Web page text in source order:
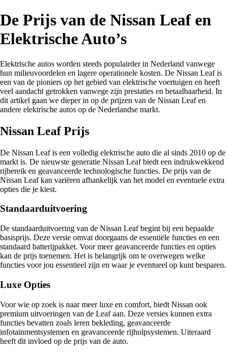
De Prijs van de Nissan Leaf en
Elektrische Auto’s
Elektrische autos worden steeds populairder in Nederland vanwege
hun milieuvoordelen en lagere operationele kosten. De Nissan Leaf is
een van de pioniers op het gebied van elektrische voertuigen en heeft
veel aandacht getrokken vanwege zijn prestaties en betaalbaarheid. In
dit artikel gaan we dieper in op de prijzen van de Nissan Leaf en
andere elektrische autos op de Nederlandse markt.
Nissan Leaf Prijs
De Nissan Leaf is een volledig elektrische auto die al sinds 2010 op de
markt is. De nieuwste generatie Nissan Leaf biedt een indrukwekkend
rijbereik en geavanceerde technologische functies. De prijs van de
Nissan Leaf kan variëren afhankelijk van het model en eventuele extra
opties die je kiest.
Standaarduitvoering
De standaarduitvoering van de Nissan Leaf begint bij een bepaalde
basisprijs. Deze versie omvat doorgaans de essentiële functies en een
standaard batterijpakket. Voor meer geavanceerde functies en opties
kan de prijs toenemen. Het is belangrijk om te overwegen welke
functies voor jou essentieel zijn en waar je eventueel op kunt besparen.
Luxe Opties
Voor wie op zoek is naar meer luxe en comfort, biedt Nissan ook
premium uitvoeringen van de Leaf aan. Deze versies kunnen extra
functies bevatten zoals leren bekleding, geavanceerde
infotainmentsystemen en geavanceerde rijhulpsystemen. Uiteraard
heeft dit invloed op de prijs van de auto.